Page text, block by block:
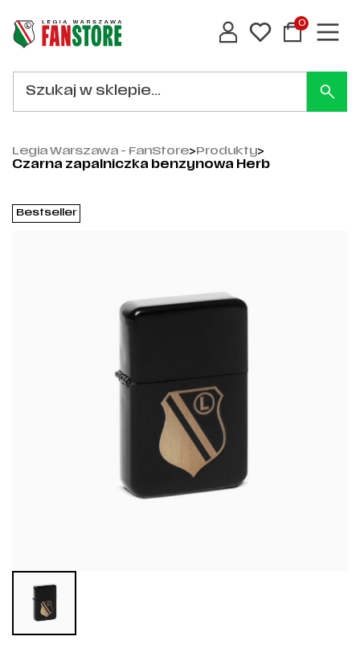
0
Legia Warszawa - FanStore>Produkty>
Czarna zapalniczka benzynowa Herb
Bestseller